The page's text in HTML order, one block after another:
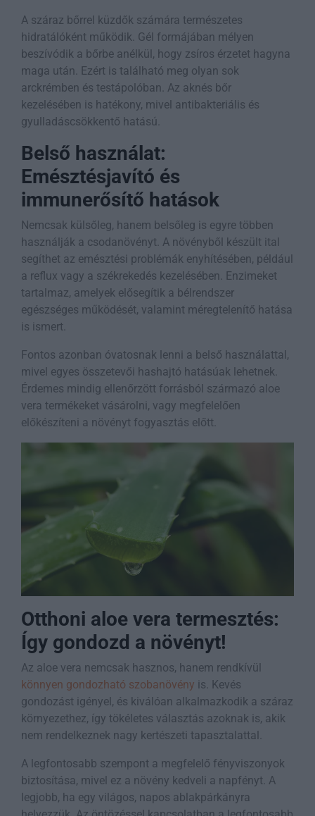
A száraz bőrrel küzdők számára természetes
hidratálóként működik. Gél formájában mélyen
beszívódik a bőrbe anélkül, hogy zsíros érzetet hagyna
maga után. Ezért is található meg olyan sok
arckrémben és testápolóban. Az aknés bőr
kezelésében is hatékony, mivel antibakteriális és
gyulladáscsökkentő hatású.
Belső használat:
Emésztésjavító és
immunerősítő hatások
Nemcsak külsőleg, hanem belsőleg is egyre többen
használják a csodanövényt. A növényből készült ital
segíthet az emésztési problémák enyhítésében, például
a reflux vagy a székrekedés kezelésében. Enzimeket
tartalmaz, amelyek elősegítik a bélrendszer
egészséges működését, valamint méregtelenítő hatása
is ismert.
Fontos azonban óvatosnak lenni a belső használattal,
mivel egyes összetevői hashajtó hatásúak lehetnek.
Érdemes mindig ellenőrzött forrásból származó aloe
vera termékeket vásárolni, vagy megfelelően
előkészíteni a növényt fogyasztás előtt.
Otthoni aloe vera termesztés:
Így gondozd a növényt!
Az aloe vera nemcsak hasznos, hanem rendkívül
könnyen gondozható szobanövény is. Kevés
gondozást igényel, és kiválóan alkalmazkodik a száraz
környezethez, így tökéletes választás azoknak is, akik
nem rendelkeznek nagy kertészeti tapasztalattal.
A legfontosabb szempont a megfelelő fényviszonyok
biztosítása, mivel ez a növény kedveli a napfényt. A
legjobb, ha egy világos, napos ablakpárkányra